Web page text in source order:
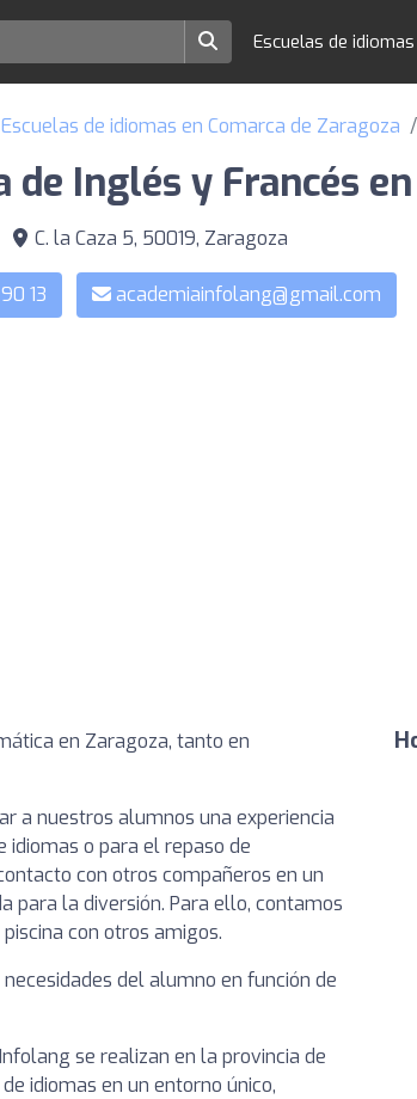
Escuelas de
Escuelas de idiomas en Comarca de Zaragoza
de Inglés y Francés
C. la Caza 5, 50019, Zaragoza
13 academiainfolang@gmail.com
en Zaragoza, tanto en
a nuestros alumnos una experiencia
idiomas o para el repaso de
con otros compañeros en un
para la diversión. Para ello, contamos
con otros amigos.
del alumno en función de
se realizan en la provincia de
idiomas en un entorno único,